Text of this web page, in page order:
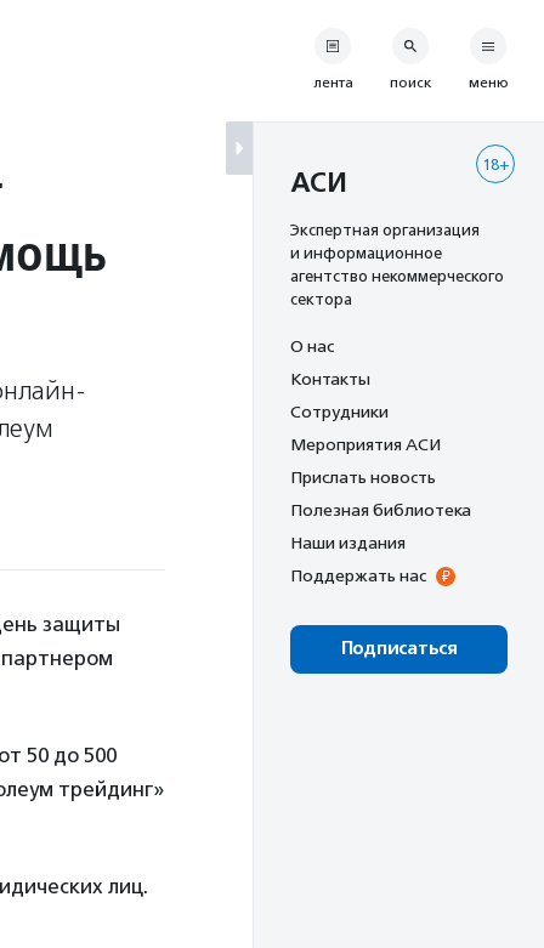
защиты
50 до 500
трейдинг»
лиц.
лента поиск меню
18+
АСИ
Экспертная организация
и информационное
агентство некоммерческого
сектора
О нас
Контакты
Сотрудники
Мероприятия АСИ
Прислать новость
Полезная библиотека
Наши издания
Поддержать нас
Подписаться